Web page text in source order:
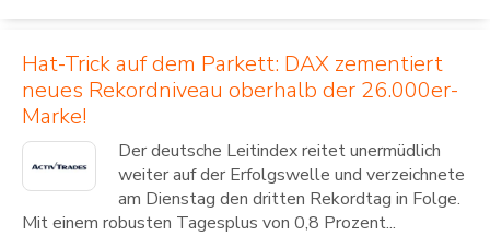
Hat-Trick auf dem Parkett: DAX zementiert
neues Rekordniveau oberhalb der 26.000er-
Marke!
Der deutsche Leitindex reitet unermüdlich
weiter auf der Erfolgswelle und verzeichnete
am Dienstag den dritten Rekordtag in Folge.
Mit einem robusten Tagesplus von 0,8 Prozent...